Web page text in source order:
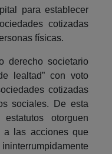
para establecer
cotizadas
físicas.
derecho societario
lealtad” con voto
cotizadas
sociales. De esta
otorguen
a las acciones que